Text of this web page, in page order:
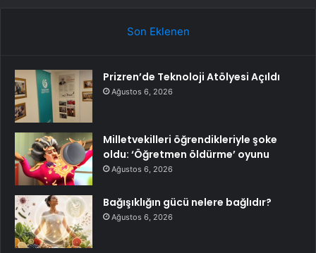
Son Eklenen
Prizren’de Teknoloji Atölyesi Açıldı
Ağustos 6, 2026
Milletvekilleri öğrendikleriyle şoke
oldu: ‘Öğretmen öldürme’ oyunu
Ağustos 6, 2026
Bağışıklığın gücü nelere bağlıdır?
Ağustos 6, 2026